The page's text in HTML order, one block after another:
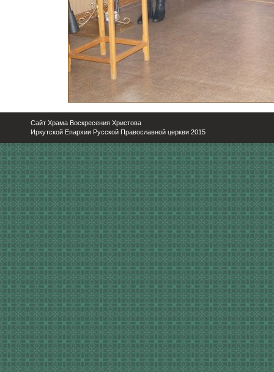
Сайт Храма Воскресения Христова
Иркутской Епархии Русской Православной церкви 2015